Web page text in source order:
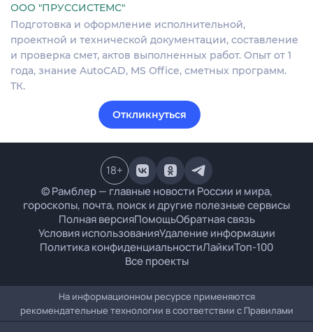
ООО "ПРУССИСТЕМС"
Подготовка и оформление исполнительной,
проектной и технической документации, составление
и проверка смет, актов выполненных работ. Опыт от 1
года, знание AutoCAD, MS Office, сметных программ.
ТК.
Откликнуться
© Рамблер — главные новости России и мира,
гороскопы, почта, поиск и другие полезные сервисы
Полная версияПомощьОбратная связь
Условия использованияУдаление информации
Политика конфиденциальностиЛайкиТоп-100
Все проекты
18+
На информационном ресурсе применяются
рекомендательные технологии в соответствии с Правилами